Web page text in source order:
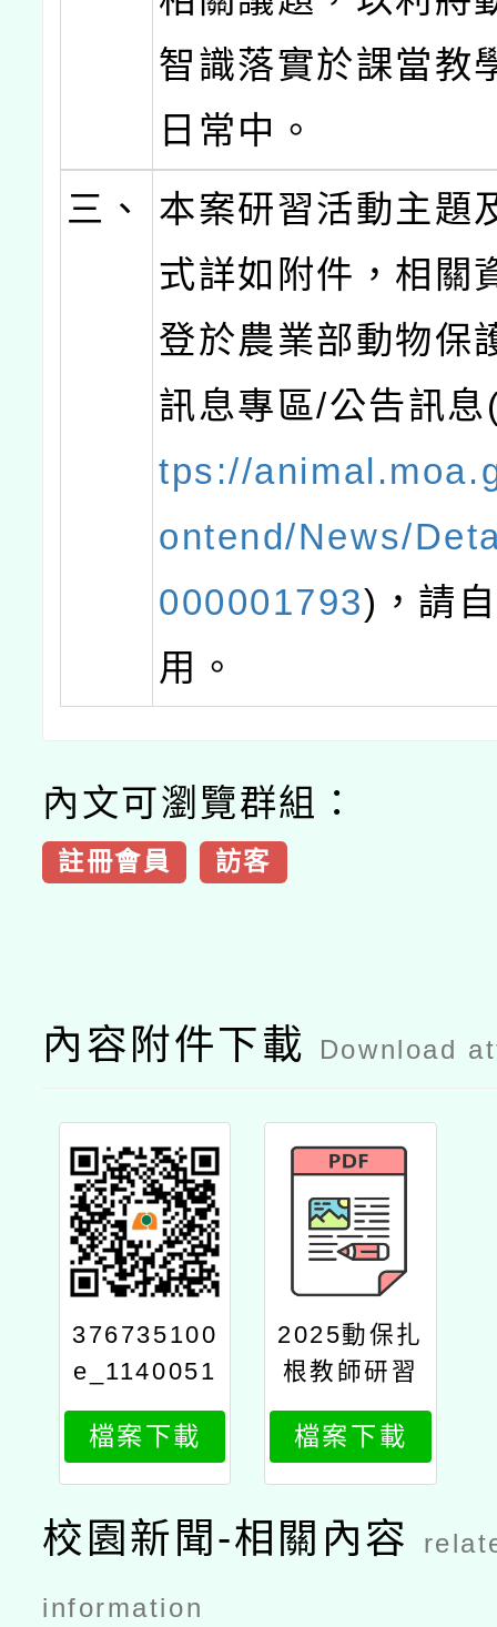
智識落實於課當教
日常中。
三、
本案研習活動主題
式詳如附件，相關
登於農業部動物保
訊息專區/公告訊
tps://
ontend/News/
000001793)，請
用。
內文可瀏覽群組：
註冊會員 訪客
內容附件下載 Download
376735100
e_1140051
887_attach
3
檔案下載
2025動保扎
根教師研習
「跨物種共
好」簡章
檔案下載
校園新聞-相關內容
information